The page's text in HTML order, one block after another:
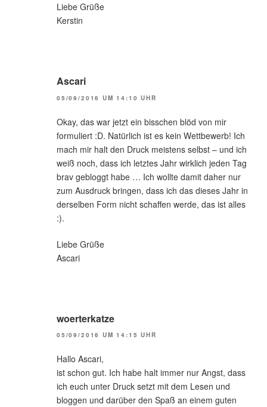
Liebe Grüße
Kerstin
Ascari
05/09/2016 UM 14:10 UHR
Okay, das war jetzt ein bisschen blöd von mir
formuliert :D. Natürlich ist es kein Wettbewerb! Ich
mach mir halt den Druck meistens selbst – und ich
weiß noch, dass ich letztes Jahr wirklich jeden Tag
brav gebloggt habe … Ich wollte damit daher nur
zum Ausdruck bringen, dass ich das dieses Jahr in
derselben Form nicht schaffen werde, das ist alles
:).
Liebe Grüße
Ascari
woerterkatze
05/09/2016 UM 14:15 UHR
Hallo Ascari,
ist schon gut. Ich habe halt immer nur Angst, dass
ich euch unter Druck setzt mit dem Lesen und
bloggen und darüber den Spaß an einem guten